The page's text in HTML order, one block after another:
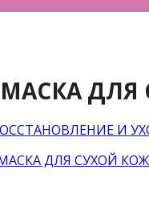
ДЛЯ
И
ДЛЯ СУХОЙ